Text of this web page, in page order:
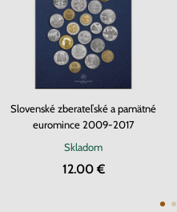
Slovenské zberateľské a pamätné
euromince 2009-2017
Skladom
12.00 €